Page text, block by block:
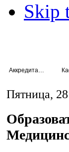
Skip
Пятница,